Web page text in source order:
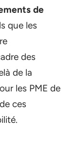
de
que les
des
de la
les PME de
ces